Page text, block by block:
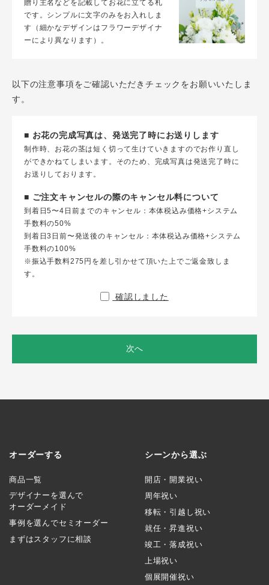
贈り主名などを記載してお花に立てる札
です。シンプルに文字のみをお入れしま
す（細かなデザインはフラワーデザイナ
ーにより異なります）。
以下の注意事項をご確認いただきチェックをお願いいたしま
す。
■ お花の完成写真は、発送完了時にお送りします
制作時、お花の茎は短く切って生けていきますのでお作り直し
ができかねてしまいます。そのため、完成写真は発送完了時に
お送りしております。
■ ご注文キャンセルの際のキャンセル料について
到着日5〜4日前までのキャンセル：本体税込み価格+システム
手数料の50%
到着日3日前〜発送後のキャンセル：本体税込み価格+システム
手数料の100%
※振込手数料275円を差し引かせて頂いた上でご返金致しま
す。
確認しました
次へ
オーダーする
商品一覧
デザイナーを選んで
オーダーメイド
事例を選んでセミオーダー
まずはスタッフに相談
シーンから選ぶ
開店・開業祝い
周年祝い
移転・引越し祝い
就任・昇進祝い
竣工・落成祝い
上場祝い
個展開催祝い